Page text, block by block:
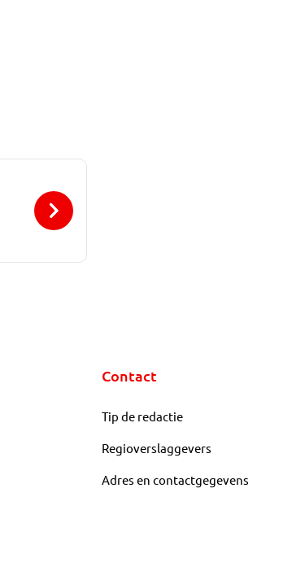
Contact
Tip de redactie
Regioverslaggevers
Adres en contactgegevens